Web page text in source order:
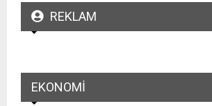
REKLAM
EKONOMI